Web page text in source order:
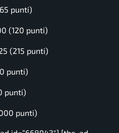
punti)
(120 punti)
(215 punti)
punti)
punti)
punti)